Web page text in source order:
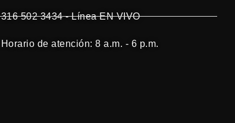
316 502 3434 - Línea EN VIVO
Horario de atención: 8 a.m. - 6 p.m.